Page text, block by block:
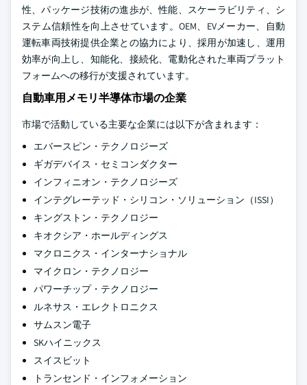
性、パッケージ技術の進歩が、性能、スケーラビリティ、シ
ステム信頼性を向上させています。OEM、EVメーカー、自動
運転車両技術提供企業との協力により、採用が加速し、運用
効率が向上し、知能化、接続化、電動化された車両プラット
フォームへの移行が支援されています。
自動車用メモリ半導体市場の企業
市場で活動している主要な企業には以下が含まれます：
エバースピン・テクノロジーズ
ギガデバイス・セミコンダクター
インフィニオン・テクノロジーズ
インテグレーテッド・シリコン・ソリューション（ISSI）
キングストン・テクノロジー
キオクシア・ホールディングス
マクロニクス・インターナショナル
マイクロン・テクノロジー
パワーチップ・テクノロジー
ルネサス・エレクトロニクス
サムスン電子
SKハイニックス
スイスビット
トランセンド・インフォメーション